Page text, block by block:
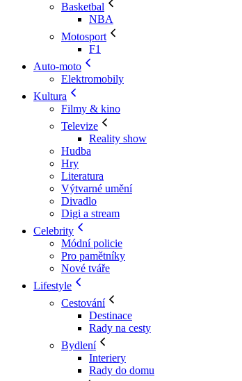
Basketbal
NBA
Motosport
F1
Auto-moto
Elektromobily
Kultura
Filmy & kino
Televize
Reality show
Hudba
Hry
Literatura
Výtvarné umění
Divadlo
Digi a stream
Celebrity
Módní policie
Pro pamětníky
Nové tváře
Lifestyle
Cestování
Destinace
Rady na cesty
Bydlení
Interiery
Rady do domu